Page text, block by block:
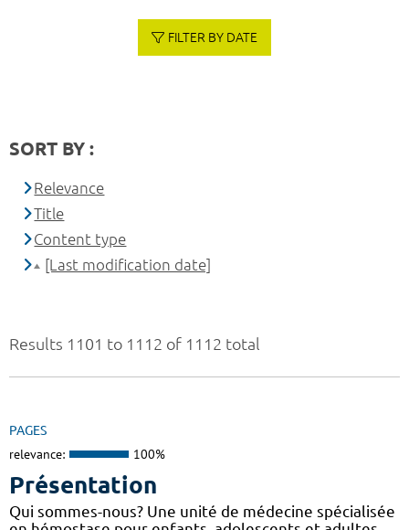
Results 1101 to 1112 of 1112 total
PAGES
relevance: 100%
Présentation
Qui sommes-nous? Une unité de médecine spécialisée
FILTER BY DATE
SORT BY :
Relevance
Title
Content type
[Last modification date]